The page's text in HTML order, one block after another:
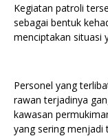
Kegiatan patroli
sebagai bentuk
menciptakan situasi
Personel yang
rawan terjadinya
kawasan
yang sering menjadi